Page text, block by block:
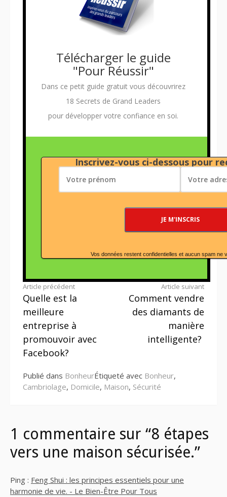
Télécharger le guide
"Pour Réussir"
Dans ce petit guide gratuit vous découvrirez
18 Secrets de Grand Leaders
pour développer votre confiance en soi.
Inscrivez-vous ci-dessous pour
Vos données restent confidentielles et aucun spam ne
Lire
la
suite
Article précédent
Quelle est la
meilleure
entreprise à
promouvoir avec
Facebook?
Article suivant
Comment vendre
des diamants de
manière
intelligente?
Publié dans BonheurÉtiqueté avec Bonheur,
Cambriolage, Domicile, Maison, Sécurité
1 commentaire sur “8 étapes
vers une maison sécurisée.”
Ping : Feng Shui : les principes essentiels pour une
harmonie de vie. - Le Bien-Être Pour Tous